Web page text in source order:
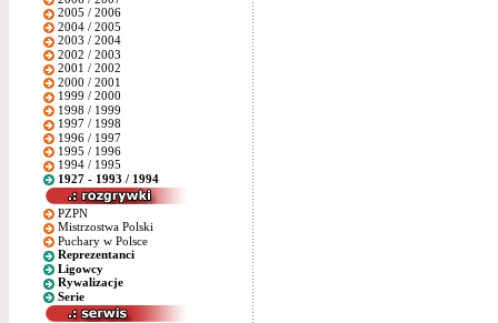
2005 / 2006
2004 / 2005
2003 / 2004
2002 / 2003
2001 / 2002
2000 / 2001
1999 / 2000
1998 / 1999
1997 / 1998
1996 / 1997
1995 / 1996
1994 / 1995
1927 - 1993 / 1994
PZPN
Mistrzostwa Polski
Puchary w Polsce
Reprezentanci
Ligowcy
Rywalizacje
Serie